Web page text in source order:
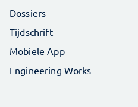
Dossiers
Tijdschrift
Mobiele App
Engineering Works